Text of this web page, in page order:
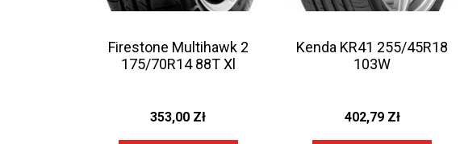
Firestone Multihawk 2
175/70R14 88T Xl
353,00 Zł
Kenda KR41 255/45R18
103W
402,79 Zł